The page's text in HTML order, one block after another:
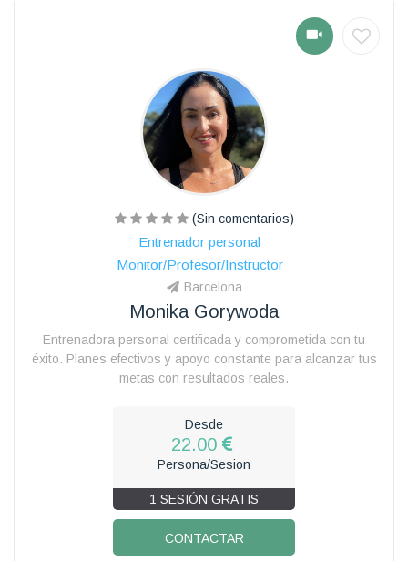
(Sin comentarios)
Entrenador personal
Monitor/Profesor/Instructor
Barcelona
Monika Gorywoda
Entrenadora personal certificada y comprometida con tu
éxito. Planes efectivos y apoyo constante para alcanzar tus
metas con resultados reales.
Desde
22.00
Persona/Sesion
1 SESIÓN GRATIS
CONTACTAR